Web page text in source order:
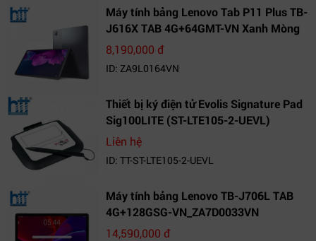
Máy tính bảng Lenovo Tab P11 Plus TB-
J616X TAB 4G+64GMT-VN Xanh Mòng
Két_ZA9L0164VN
8,190,000 đ
ID: ZA9L0164VN
Thiết bị ký điện tử Evolis Signature Pad
Sig100LITE (ST-LTE105-2-UEVL)
Liên hệ
ID: TT-ST-LTE105-2-UEVL
Máy tính bảng Lenovo TB-J706L TAB
4G+128GSG-VN_ZA7D0033VN
14,590,000 đ